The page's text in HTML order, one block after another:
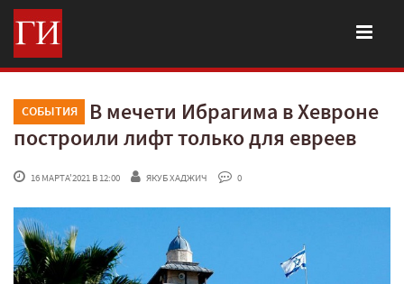
СОБЫТИЯ
В мечети Ибрагима в Хевроне
построили лифт только для евреев
16 МАРТА'2021 В 12:00 ЯКУБ ХАДЖИЧ 0